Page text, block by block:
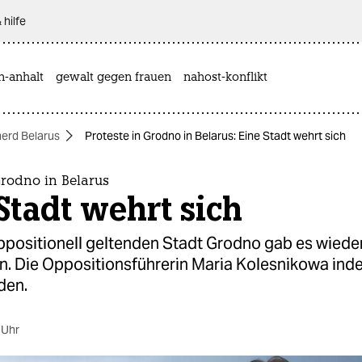
hilfe
anhalt gewalt gegen frauen nahost-konflikt
Belarus Proteste in Grodno in Belarus: Eine Stadt wehrt sich
in Belarus
wehrt sich
geltenden Stadt Grodno gab es
Die Oppositionsführerin Maria Kolesnikowa